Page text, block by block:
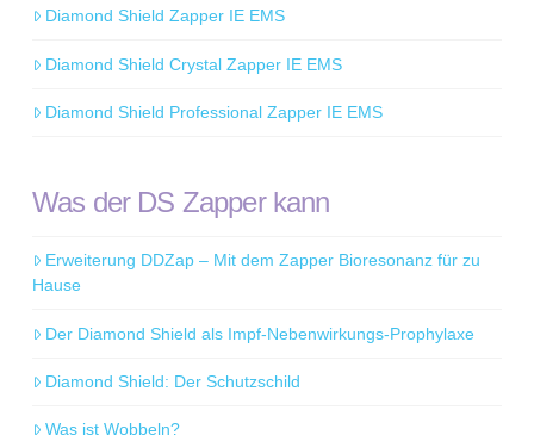
Diamond Shield Zapper IE EMS
Diamond Shield Crystal Zapper IE EMS
Diamond Shield Professional Zapper IE EMS
Was der DS Zapper kann
Erweiterung DDZap – Mit dem Zapper Bioresonanz für zu
Hause
Der Diamond Shield als Impf-Nebenwirkungs-Prophylaxe
Diamond Shield: Der Schutzschild
Was ist Wobbeln?